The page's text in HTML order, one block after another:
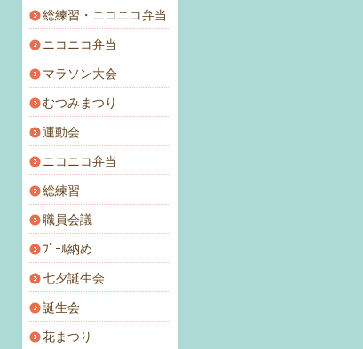
総練習・ニコニコ弁当
ニコニコ弁当
マラソン大会
むつみまつり
運動会
ニコニコ弁当
総練習
職員会議
ﾌﾟｰﾙ納め
七夕誕生会
誕生会
花まつり